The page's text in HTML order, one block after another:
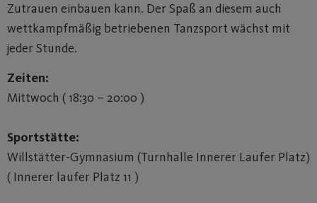
Zutrauen einbauen kann. Der Spaß an diesem auch
wettkampfmäßig betriebenen Tanzsport wächst mit
jeder Stunde.
Zeiten:
Mittwoch ( 18:30 – 20:00 )
Sportstätte:
Willstätter-Gymnasium (Turnhalle Innerer Laufer Platz)
( Innerer laufer Platz 11 )